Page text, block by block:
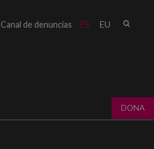
ES EU
Canal de denuncias
DONA